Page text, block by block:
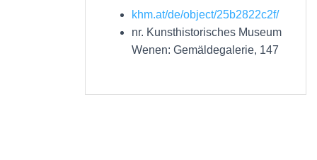
khm.at/de/object/25b2822c2f/
nr. Kunsthistorisches Museum
Wenen: Gemäldegalerie, 147